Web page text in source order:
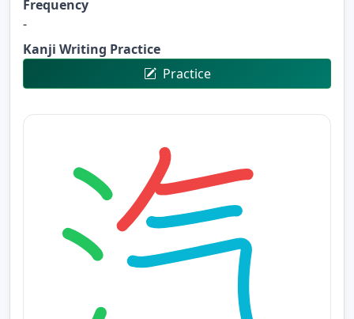
Frequency
-
Kanji Writing Practice
Practice